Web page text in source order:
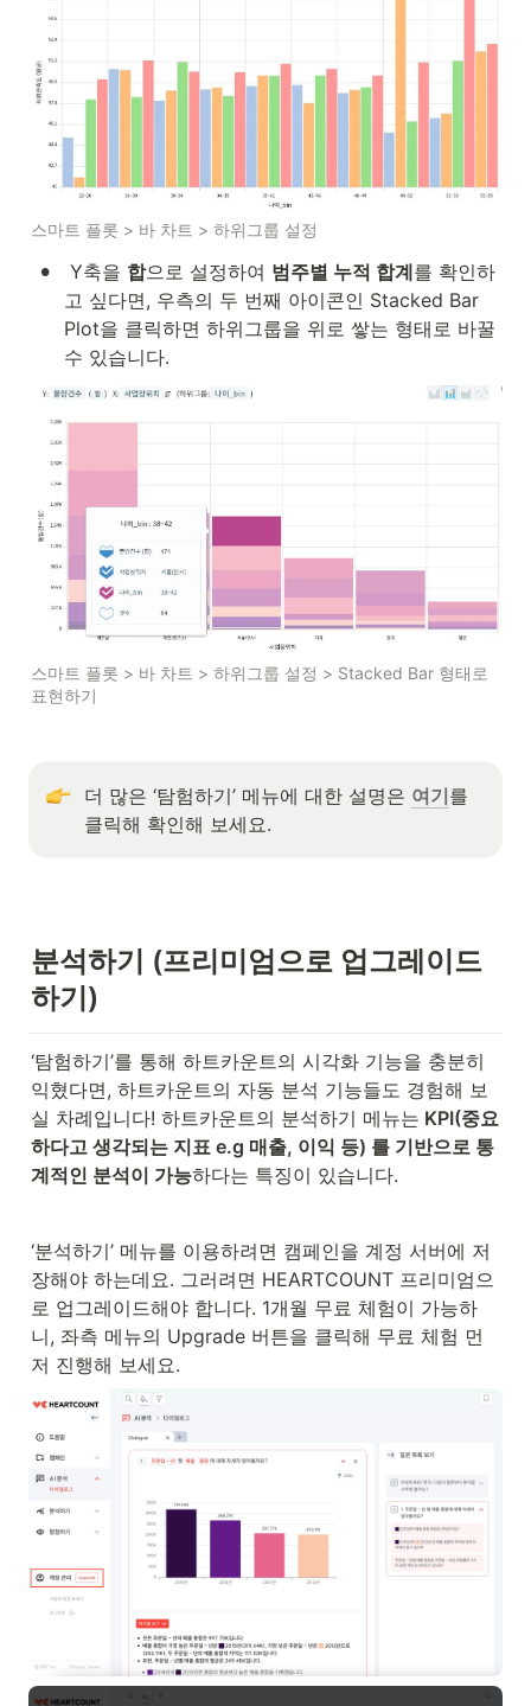
스마트 플롯 > 바 차트 > 하위그룹 설정
• Y축을 합으로 설정하여 범주별 누적 합계를 확인하
고 싶다면, 우측의 두 번째 아이콘인 Stacked Bar
Plot을 클릭하면 하위그룹을 위로 쌓는 형태로 바꿀
수 있습니다.
스마트 플롯 > 바 차트 > 하위그룹 설정 > Stacked Bar 형태로
표현하기
더 많은 ‘탐험하기’ 메뉴에 대한 설명은 여기를
클릭해 확인해 보세요.
분석하기 (프리미엄으로 업그레이드
하기)
‘탐험하기’를 통해 하트카운트의 시각화 기능을 충분히
익혔다면, 하트카운트의 자동 분석 기능들도 경험해 보
실 차례입니다! 하트카운트의 분석하기 메뉴는 KPI(중요
하다고 생각되는 지표 e.g 매출, 이익 등) 를 기반으로 통
계적인 분석이 가능하다는 특징이 있습니다.
‘분석하기’ 메뉴를 이용하려면 캠페인을 계정 서버에 저
장해야 하는데요. 그러려면 HEARTCOUNT 프리미엄으
로 업그레이드해야 합니다. 1개월 무료 체험이 가능하
니, 좌측 메뉴의 Upgrade 버튼을 클릭해 무료 체험 먼
저 진행해 보세요.